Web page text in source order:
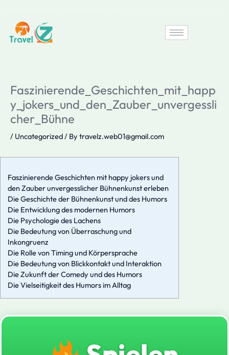
content
Faszinierende_Geschichten_mit_happ
y_jokers_und_den_Zauber_unvergessli
cher_Bühne
/ Uncategorized/ By travelz.web01@gmail.com
Faszinierende Geschichten mit happy jokers und
den Zauber unvergesslicher Bühnenkunst erleben
Die Geschichte der Bühnenkunst und des Humors
Die Entwicklung des modernen Humors
Die Psychologie des Lachens
Die Bedeutung von Überraschung und
Inkongruenz
Die Rolle von Timing und Körpersprache
Die Bedeutung von Blickkontakt und Interaktion
Die Zukunft der Comedy und des Humors
Die Vielseitigkeit des Humors im Alltag